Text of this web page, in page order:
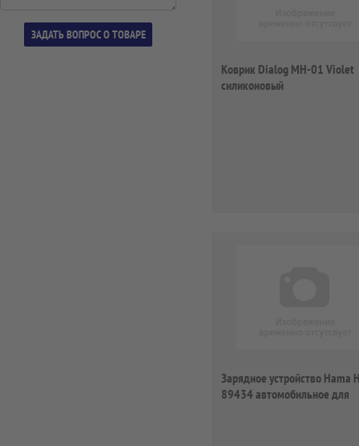
Коврик Dialog MH-01 Violet
силиконовый
Зарядное устройство Hama
89434 автомобильное для